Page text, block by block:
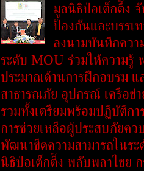
มูลนิธิป่อเต็กตึ๊ง
ป้องกันและบรรเ
ลงนามบันทึกควา
ระดับ MOU ร่วมให้ความรู้
ประมาณด้านการฝึกอบรม แ
สาธารณภัย อุปกรณ์ เครือข่า
รวมทั้งเตรียมพร้อมปฏิบัติกา
การช่วยเหลือผู้ประสบภัยคว
พัฒนาขีดความสามารถในร
นิธิป่อเต็กตึ๊ง พลับพลาไชย ก